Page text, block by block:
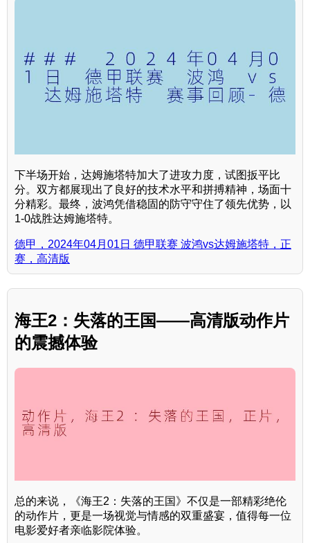
下半场开始，达姆施塔特加大了进攻力度，试图扳平比
分。双方都展现出了良好的技术水平和拼搏精神，场面十
分精彩。最终，波鸿凭借稳固的防守守住了领先优势，以
1-0战胜达姆施塔特。
德甲，2024年04月01日 德甲联赛 波鸿vs达姆施塔特，正
赛，高清版
海王2：失落的王国——高清版动作片
的震撼体验
总的来说，《海王2：失落的王国》不仅是一部精彩绝伦
的动作片，更是一场视觉与情感的双重盛宴，值得每一位
电影爱好者亲临影院体验。